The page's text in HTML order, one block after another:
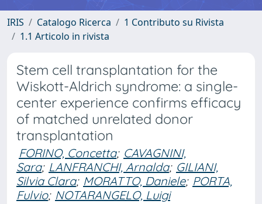
IRIS Catalogo Ricerca
1 Contributo su Rivista
1.1 Articolo in rivista
Stem cell transplantation for the
Wiskott-Aldrich syndrome: a single-
center experience confirms efficacy
of matched unrelated donor
transplantation
FORINO, Concetta; CAVAGNINI,
Sara; LANFRANCHI, Arnalda; GILIANI,
Silvia Clara; MORATTO, Daniele; PORTA,
Fulvio; NOTARANGELO, Luigi